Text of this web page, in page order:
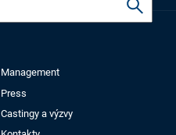
Management
Press
Castingy a výzvy